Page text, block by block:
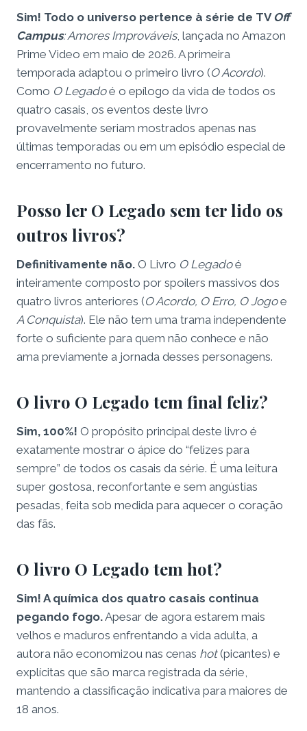
Sim! Todo o universo pertence à série de TVOff
Campus: Amores Improváveis, lançada no Amazon
Prime Video em maio de 2026. A primeira
temporada adaptou o primeiro livro (O Acordo).
Como O Legadoé o epílogo da vida de todos os
quatro casais, os eventos deste livro
provavelmente seriam mostrados apenas nas
últimas temporadas ou em um episódio especial de
encerramento no futuro.
Posso ler O Legado sem ter lido os
outros livros?
Definitivamente não. O Livro O Legadoé
inteiramente composto por spoilers massivos dos
quatro livros anteriores (O Acordo, O Erro, O Jogoe
A Conquista). Ele não tem uma trama independente
forte o suficiente para quem não conhece e não
ama previamente a jornada desses personagens.
O livro O Legado tem final feliz?
Sim, 100%! O propósito principal deste livro é
exatamente mostrar o ápice do “felizes para
sempre” de todos os casais da série. É uma leitura
super gostosa, reconfortante e sem angústias
pesadas, feita sob medida para aquecer o coração
das fãs.
O livro O Legado tem hot?
Sim! A química dos quatro casais continua
pegando fogo.Apesar de agora estarem mais
velhos e maduros enfrentando a vida adulta, a
autora não economizou nas cenas hot(picantes) e
explícitas que são marca registrada da série,
mantendo a classificação indicativa para maiores de
18 anos.